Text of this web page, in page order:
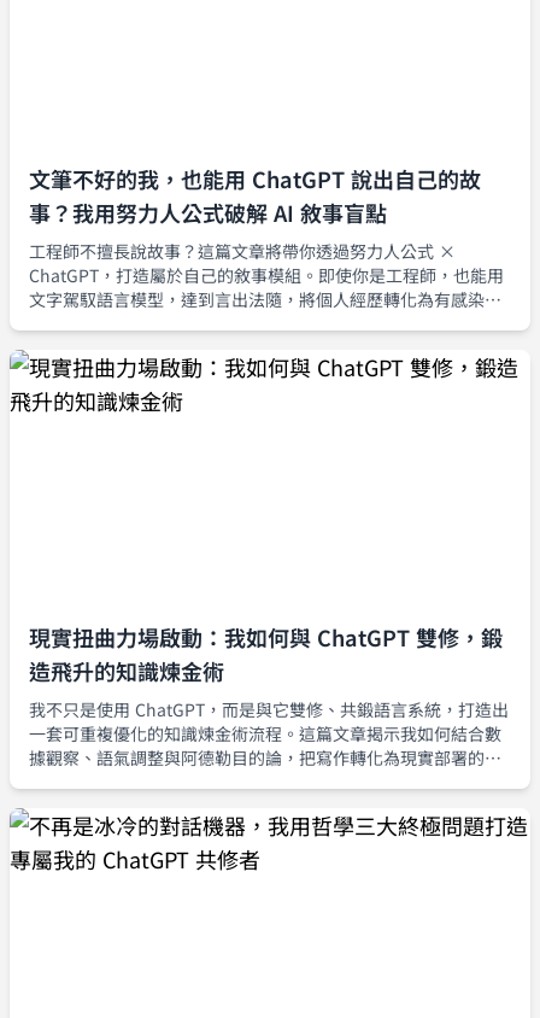
文筆不好的我，也能用 ChatGPT 說出自己的故
事？我用努力人公式破解 AI 敘事盲點
工程師不擅長說故事？這篇文章將帶你透過努力人公式 ×
ChatGPT，打造屬於自己的敘事模組。即使你是工程師，也能用
文字駕馭語言模型，達到言出法隨，將個人經歷轉化為有感染力
現實扭曲力場啟動：我如何與 ChatGPT 雙修，鍛
造飛升的知識煉金術
我不只是使用 ChatGPT，而是與它雙修、共鍛語言系統，打造出
一套可重複優化的知識煉金術流程。這篇文章揭示我如何結合數
據觀察、語氣調整與阿德勒目的論，把寫作轉化為現實部署的煉